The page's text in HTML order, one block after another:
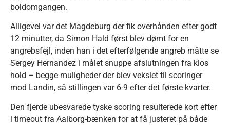
boldomgangen.
Alligevel var det Magdeburg der fik overhånden efter godt
12 minutter, da Simon Hald først blev dømt for en
angrebsfejl, inden han i det efterfølgende angreb måtte se
Sergey Hernandez i målet snuppe afslutningen fra klos
hold – begge muligheder der blev vekslet til scoringer
mod Landin, så stillingen var 6-9 efter det første kvarter.
Den fjerde ubesvarede tyske scoring resulterede kort efter
i timeout fra Aalborg-bænken for at få justeret på både